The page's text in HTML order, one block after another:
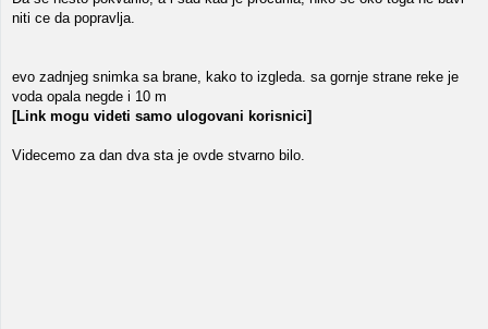
niti ce da popravlja.
evo zadnjeg snimka sa brane, kako to izgleda. sa gornje strane reke je
voda opala negde i 10 m
[Link mogu videti samo ulogovani korisnici]
Videcemo za dan dva sta je ovde stvarno bilo.